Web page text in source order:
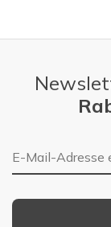
E-Mail-Adresse